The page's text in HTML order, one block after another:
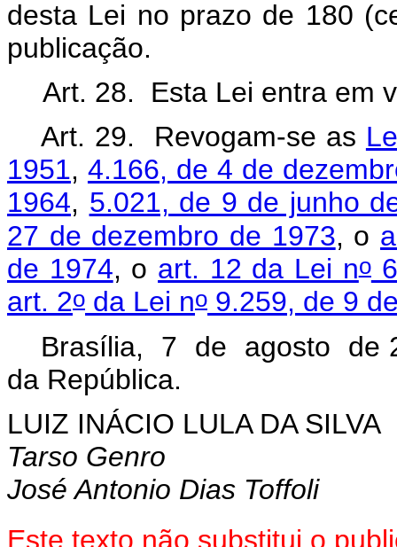
desta Lei no prazo de 180
publicação.
Art. 28. Esta Lei entra em
Art. 29. Revogam-se as
1951, 4.166, de 4 de
1964, 5.021, de 9 de junho
27 de dezembro de 1973, o
de 1974, o art. 12 da Lei no
art. 2o da Lei no 9.259, de 9
Brasília, 7 de agosto de
da República.
LUIZ INÁCIO LULA DA SILVA
Tarso Genro
José Antonio Dias Toffoli
Este texto não substitui o